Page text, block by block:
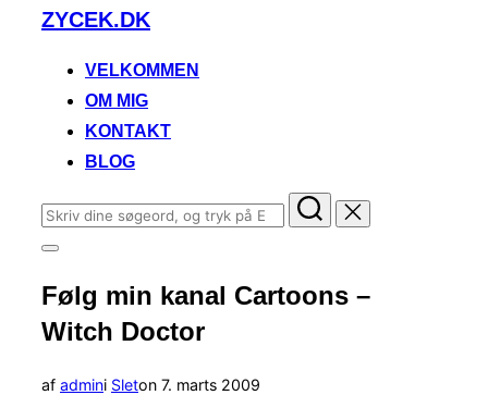
VidereZYCEK.DK
VELKOMMEN
OM MIG
KONTAKT
BLOG
Søg
efter:
Slå
i
sidekolonne
til/fra
Følg min kanal Cartoons –
Witch Doctor
af admini Sleton Udgivet
7. marts 2009